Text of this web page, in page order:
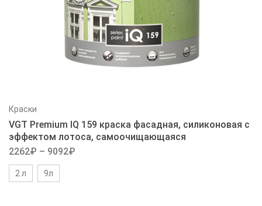
Краски
VGT Premium IQ 159 краска фасадная, силиконовая с
эффектом лотоса, самоочищающаяся
2262₽ – 9092₽
2 л 9л